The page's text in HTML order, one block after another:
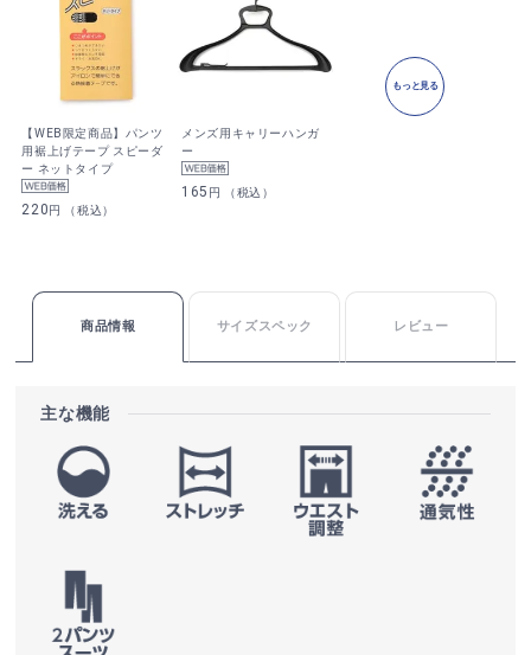
【WEB限定商品】パンツ
用裾上げテープ スピーダ
ー ネットタイプ
220円 （税込）
メンズ用キャリーハンガ
ー
165 円 （税込）
もっと見る
商品情報 サイズスペック レビュー
主な機能